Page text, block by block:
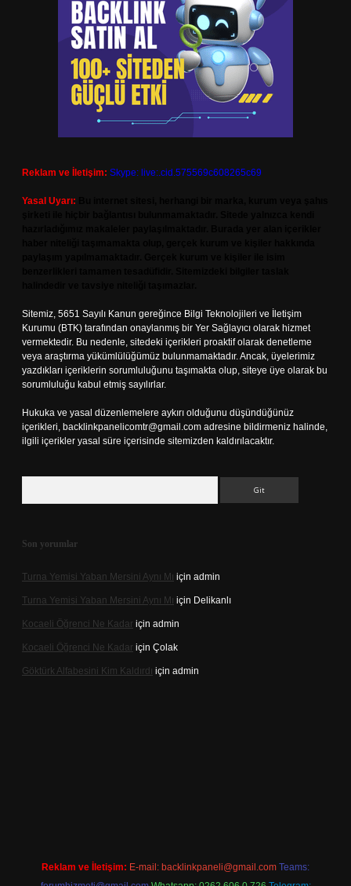
Reklam ve İletişim: Skype: live:.cid.575569c608265c69
Yasal Uyarı:
Sitemiz, 5651 Sayılı Kanun gereğince Bilgi Teknolojileri ve İletişim
Kurumu (BTK) tarafından onaylanmış bir Yer Sağlayıcı olarak hizmet
vermektedir. Bu nedenle, sitedeki içerikleri proaktif olarak denetleme
veya araştırma yükümlülüğümüz bulunmamaktadır. Ancak, üyelerimiz
yazdıkları içeriklerin sorumluluğunu taşımakta olup, siteye üye olarak bu
sorumluluğu kabul etmiş sayılırlar.
Hukuka ve yasal düzenlemelere aykırı olduğunu düşündüğünüz
içerikleri, backlinkpanelicomtr@gmail.com adresine bildirmeniz halinde,
ilgili içerikler yasal süre içerisinde sitemizden kaldırılacaktır.
Son yorumlar
Turna Yemisi Yaban Mersini Aynı Mı için admin
Turna Yemisi Yaban Mersini Aynı Mı için Delikanlı
Kocaeli Öğrenci Ne Kadar için admin
Kocaeli Öğrenci Ne Kadar için Çolak
Göktürk Alfabesini Kim Kaldırdı için admin
Reklam ve İletişim: E-mail: backlinkpaneli@gmail.com Teams: